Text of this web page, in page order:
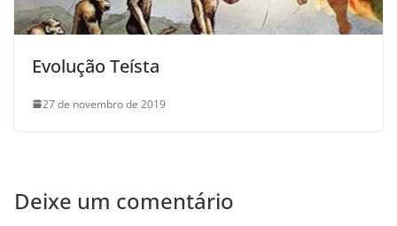
Evolução Teísta
27 de novembro de 2019
Deixe um comentário